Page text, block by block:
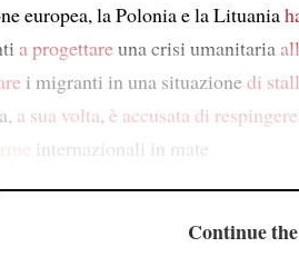
europea, la Polonia e la Lituania
a progettareuna crisi umanitaria
i migranti in una situazionedi
a sua volta, è accusata di respingere
internazionali in mate
Continue